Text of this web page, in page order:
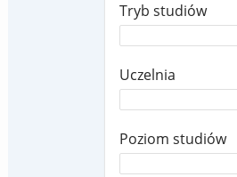
Tryb studiów
Uczelnia
Poziom studiów